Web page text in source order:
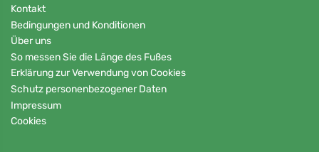
Kontakt
Bedingungen und Konditionen
Über uns
So messen Sie die Länge des Fußes
Erklärung zur Verwendung von Cookies
Schutz personenbezogener Daten
Impressum
Cookies